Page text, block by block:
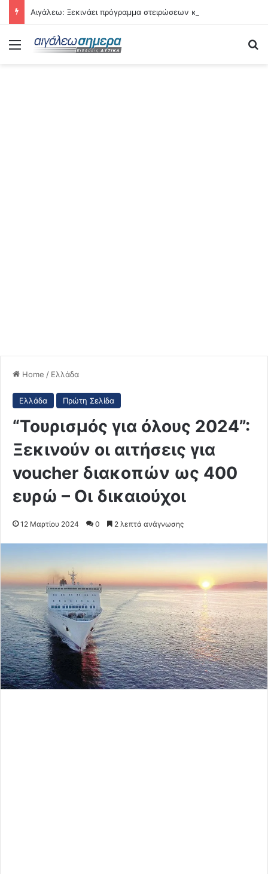
Menu
Home / Ελλάδα
Ελλάδα Πρώτη Σελίδα
“Τουρισμός για όλους 2024”:
Ξεκινούν οι αιτήσεις για
voucher διακοπών ως 400
ευρώ – Οι δικαιούχοι
12 Μαρτίου 2024 0 2 λεπτά ανάγνωσης